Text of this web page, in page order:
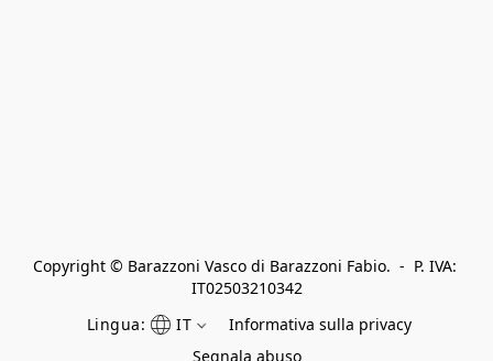
Copyright © Barazzoni Vasco di Barazzoni Fabio.  -  P. IVA:
IT02503210342
Lingua:
IT
Informativa sulla privacy
Segnala abuso